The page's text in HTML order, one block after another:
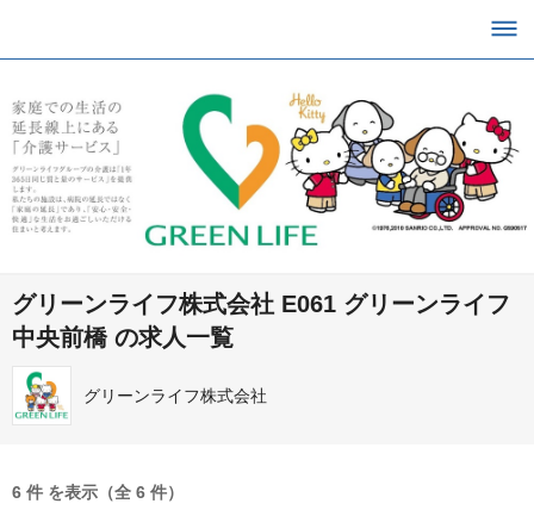
グリーンライフ株式会社 E061 グリーンライフ
中央前橋 の求人一覧
グリーンライフ株式会社
6 件 を表示（全 6 件）